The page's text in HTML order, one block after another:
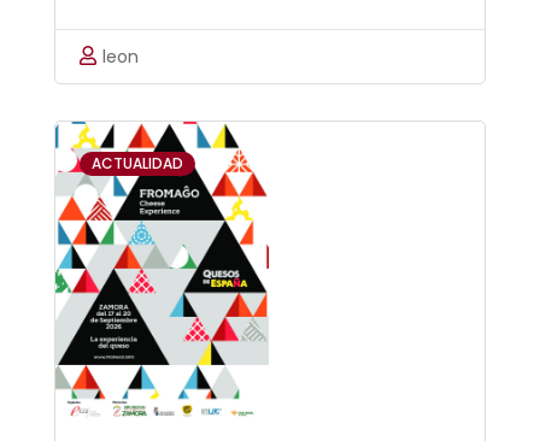
Catedral se transforma en una
espectacular pantalla de luz, color e
historia. El programa de video mapping
sobre la portada …
leon
ACTUALIDAD